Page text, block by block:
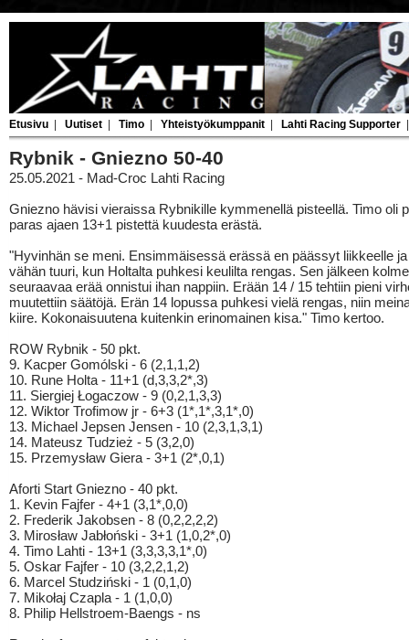
Etusivu Uutiset Timo Yhteistyökumppanit Lahti Racing Supporter
Rybnik - Gniezno 50-40
25.05.2021 - Mad-Croc Lahti Racing
Gniezno hävisi vieraissa Rybnikille kymmenellä pisteellä. Timo oli
paras ajaen 13+1 pistettä kuudesta erästä.
"Hyvinhän se meni. Ensimmäisessä erässä en päässyt liikkeelle
vähän tuuri, kun Holtalta puhkesi keulilta rengas. Sen jälkeen kolme
seuraavaa erää onnistui ihan nappiin. Erään 14 / 15 tehtiin pieni
muutettiin säätöjä. Erän 14 lopussa puhkesi vielä rengas, niin
kiire. Kokonaisuutena kuitenkin erinomainen kisa." Timo kertoo.
ROW Rybnik - 50 pkt.
9. Kacper Gomólski - 6 (2,1,1,2)
10. Rune Holta - 11+1 (d,3,3,2*,3)
11. Siergiej Łogaczow - 9 (0,2,1,3,3)
12. Wiktor Trofimow jr - 6+3 (1*,1*,3,1*,0)
13. Michael Jepsen Jensen - 10 (2,3,1,3,1)
14. Mateusz Tudzież - 5 (3,2,0)
15. Przemysław Giera - 3+1 (2*,0,1)
Aforti Start Gniezno - 40 pkt.
1. Kevin Fajfer - 4+1 (3,1*,0,0)
2. Frederik Jakobsen - 8 (0,2,2,2,2)
3. Mirosław Jabłoński - 3+1 (1,0,2*,0)
4. Timo Lahti - 13+1 (3,3,3,3,1*,0)
5. Oskar Fajfer - 10 (3,2,2,1,2)
6. Marcel Studziński - 1 (0,1,0)
7. Mikołaj Czapla - 1 (1,0,0)
8. Philip Hellstroem-Baengs - ns